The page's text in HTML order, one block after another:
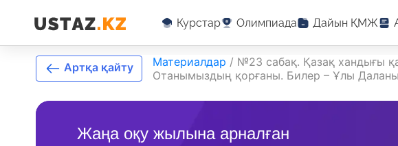
Курстар Олимпиада Дайын ҚМЖ
Жаңа оқу жылына арналған
Артқа қайту Материалдар / №23 сабақ. Қазақ хандығы
Отанымыздың қорғаны. Билер – Ұлы